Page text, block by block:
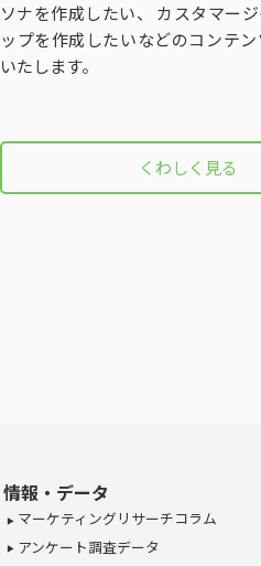
ソナを作成したい、 カスタマー
ップを作成したいなどのコンテ
いたします。
くわしく見る
情報・データ
マーケティングリサーチコラム
アンケート調査データ